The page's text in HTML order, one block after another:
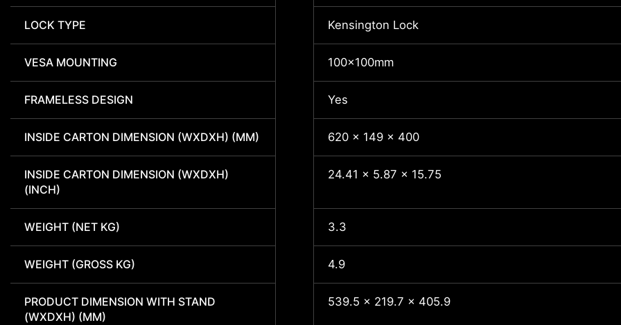
LOCK TYPE Kensington Lock
VESA MOUNTING 100x100mm
FRAMELESS DESIGN Yes
INSIDE CARTON DIMENSION (WXDXH) (MM) 620 x 149 x 400
INSIDE CARTON DIMENSION (WXDXH)
(INCH)
24.41 x 5.87 x 15.75
WEIGHT (NET KG) 3.3
WEIGHT (GROSS KG) 4.9
PRODUCT DIMENSION WITH STAND
(WXDXH) (MM)
539.5 x 219.7 x 405.9